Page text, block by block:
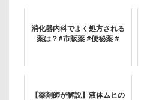
消化器内科でよく処方される
薬は？#市販薬 #便秘薬 #
【薬剤師が解説】液体ムヒの